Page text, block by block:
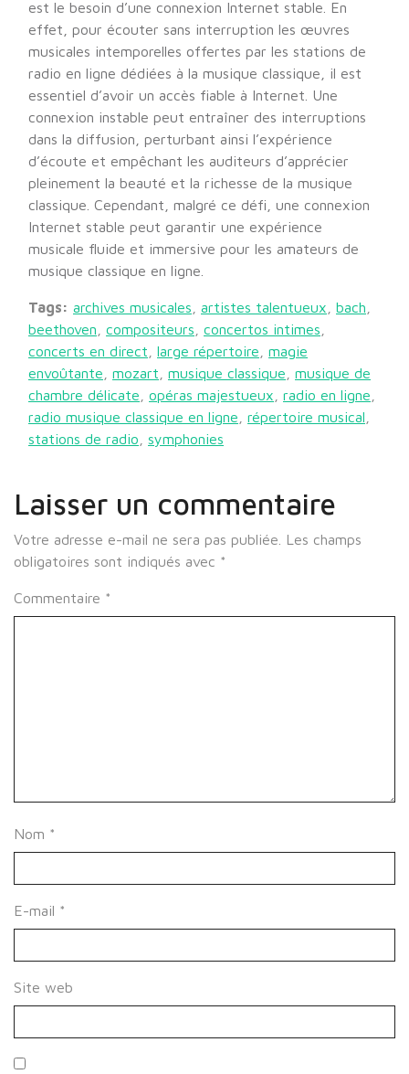
est le besoin d’une connexion Internet stable. En
effet, pour écouter sans interruption les œuvres
musicales intemporelles offertes par les stations de
radio en ligne dédiées à la musique classique, il est
essentiel d’avoir un accès fiable à Internet. Une
connexion instable peut entraîner des interruptions
dans la diffusion, perturbant ainsi l’expérience
d’écoute et empêchant les auditeurs d’apprécier
pleinement la beauté et la richesse de la musique
classique. Cependant, malgré ce défi, une connexion
Internet stable peut garantir une expérience
musicale fluide et immersive pour les amateurs de
musique classique en ligne.
Tags: archives musicales artistes talentueux bach
beethoven
compositeurs concertos intimes
concerts en direct
large répertoire
magie
envoûtante
mozart musique classique
musique de
chambre délicate
opéras majestueux radio en ligne
radio musique classique en ligne
répertoire musical
stations de radio
symphonies
Laisser un commentaire
Votre adresse e-mail ne sera pas publiée.
Les champs
obligatoires sont indiqués avec *
Commentaire *
Nom *
E-mail *
Site web